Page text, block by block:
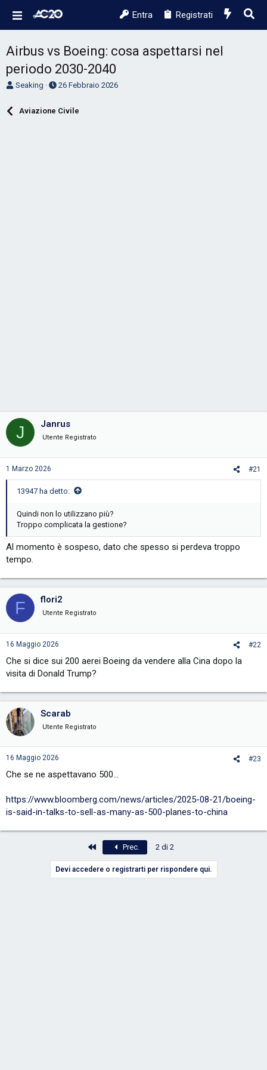
Entra Registrati
Airbus vs Boeing: cosa aspettarsi nel
periodo 2030-2040
A
Seaking
D
t
26 Febbraio 2026
Aviazione Civile
J Janrus
Utente Registrato
1 Marzo 2026 #21
13947 ha detto:
Quindi non lo utilizzano più?
Troppo complicata la gestione?
Al momento è sospeso, dato che spesso si perdeva troppo
tempo.
F flori2
Utente Registrato
16 Maggio 2026 #22
Che si dice sui 200 aerei Boeing da vendere alla Cina dopo la
visita di Donald Trump?
Scarab
Utente Registrato
16 Maggio 2026 #23
Che se ne aspettavano 500...
https://www.bloomberg.com/news/articles/2025-08-21/boeing-
is-said-in-talks-to-sell-as-many-as-500-planes-to-china
Primo Prec. 2 di 2
Devi accedere o registrarti per rispondere qui.